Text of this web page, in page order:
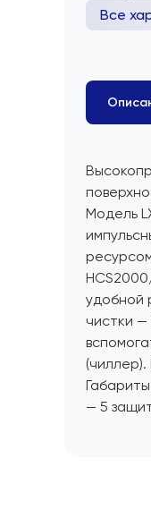
Все
Модель
удобной
чистки —
— 5